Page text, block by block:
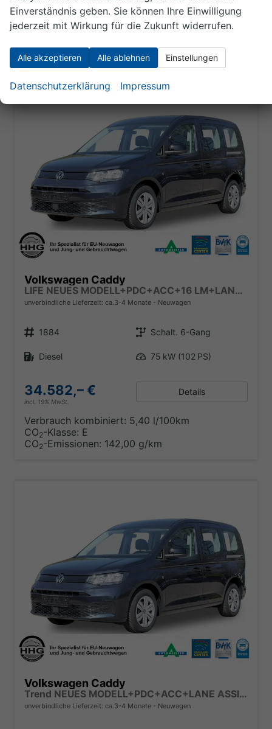
Verbrauch kombiniert: 6,70 l/100km
CO2-Klasse: E
Volkswagen Caddy
LIFE NEUES MODELL+PDC+ACC+16 LM+LANE ASSIST
unverbindliche Lieferzeit: ca.3-4 Monate Neuwagen
Fahrzeugnr. 1884 Getriebe Schalt. 6-Gang
Kraftstoff
Diesel Leistung 75 kW (102 PS)
34.582,– €
incl. 19% MwSt.
Details
Verbrauch kombiniert: 5,40 l/100km
CO2-Klasse: E
CO2-Emissionen: 142,00 g/km
Volkswagen Caddy
Trend NEUES MODELL+PDC+ACC+LANE ASSIST
unverbindliche Lieferzeit: ca.3-4 Monate Neuwagen
Einverständnis geben. Sie können Ihre Einwilligung
jederzeit mit Wirkung für die Zukunft widerrufen.
Alle akzeptieren Alle ablehnen Einstellungen
Datenschutzerklärung Impressum